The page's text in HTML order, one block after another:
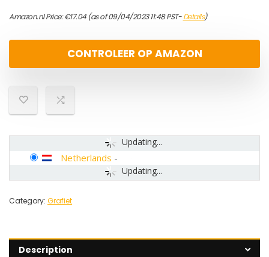
Amazon.nl Price:€17.04(as of 09/04/2023 11:48 PST-Details)
CONTROLEER OP AMAZON
Updating...
Updating...
Netherlands -
Category: Grafiet
Description